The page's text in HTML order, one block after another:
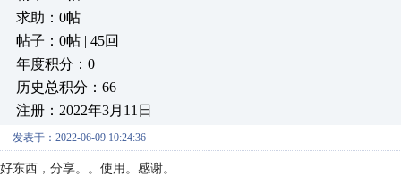
求助：0帖
帖子：0帖 | 45回
年度积分：0
历史总积分：66
注册：2022年3月11日
发表于：2022-06-09 10:24:36
好东西，分享。。使用。感谢。